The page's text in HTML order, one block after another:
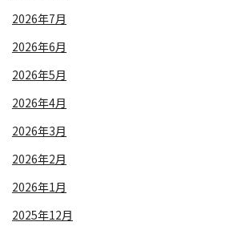
2026年7月
2026年6月
2026年5月
2026年4月
2026年3月
2026年2月
2026年1月
2025年12月